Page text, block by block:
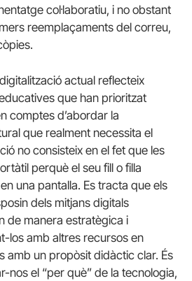
col·laboratiu, i no obstant
reemplaçaments del correu,
actual reflecteix
que han prioritzat
comptes d’abordar la
que realment necessita el
no consisteix en el fet que les
perquè el seu fill o filla
una pantalla. Es tracta que els
dels mitjans digitals
de manera estratègica i
los amb altres recursos en
amb un propòsit didàctic clar. És
nos el “per què” de la tecnologia,